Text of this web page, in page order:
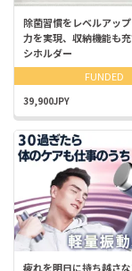
除菌習慣をレベルアッ
力を実現、収納機能も
シホルダー
FUNDED
39,900JPY
疲れを明日に持ち越さな